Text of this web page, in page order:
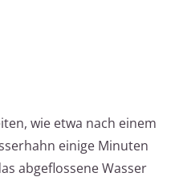
wie etwa nach einem
einige Minuten
abgeflossene Wasser